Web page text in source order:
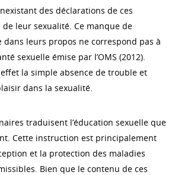
des déclarations de ces
leur sexualité. Ce manque de
dans leurs propos ne correspond pas à
sexuelle émise par l’OMS (2012).
la simple absence de trouble et
dans la sexualité.
traduisent l’éducation sexuelle que
Cette instruction est principalement
et la protection des maladies
Bien que le contenu de ces